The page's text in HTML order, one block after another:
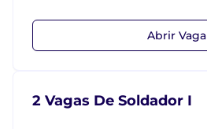
Abrir Vaga
2 Vagas De Soldador I